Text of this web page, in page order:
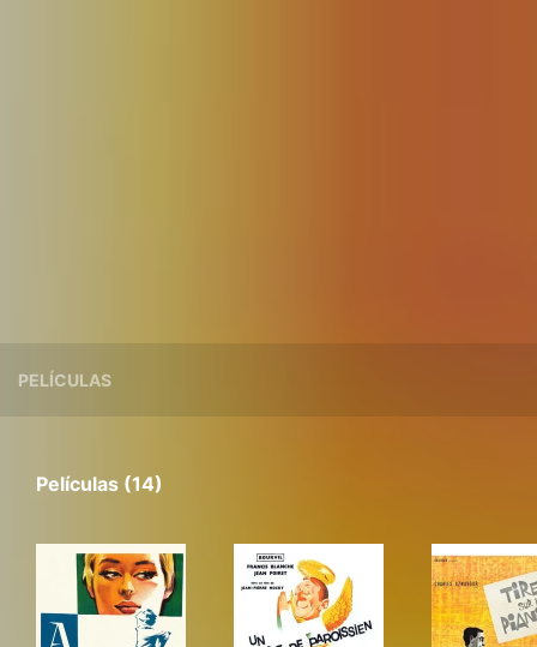
PELÍCULAS
Películas (14)